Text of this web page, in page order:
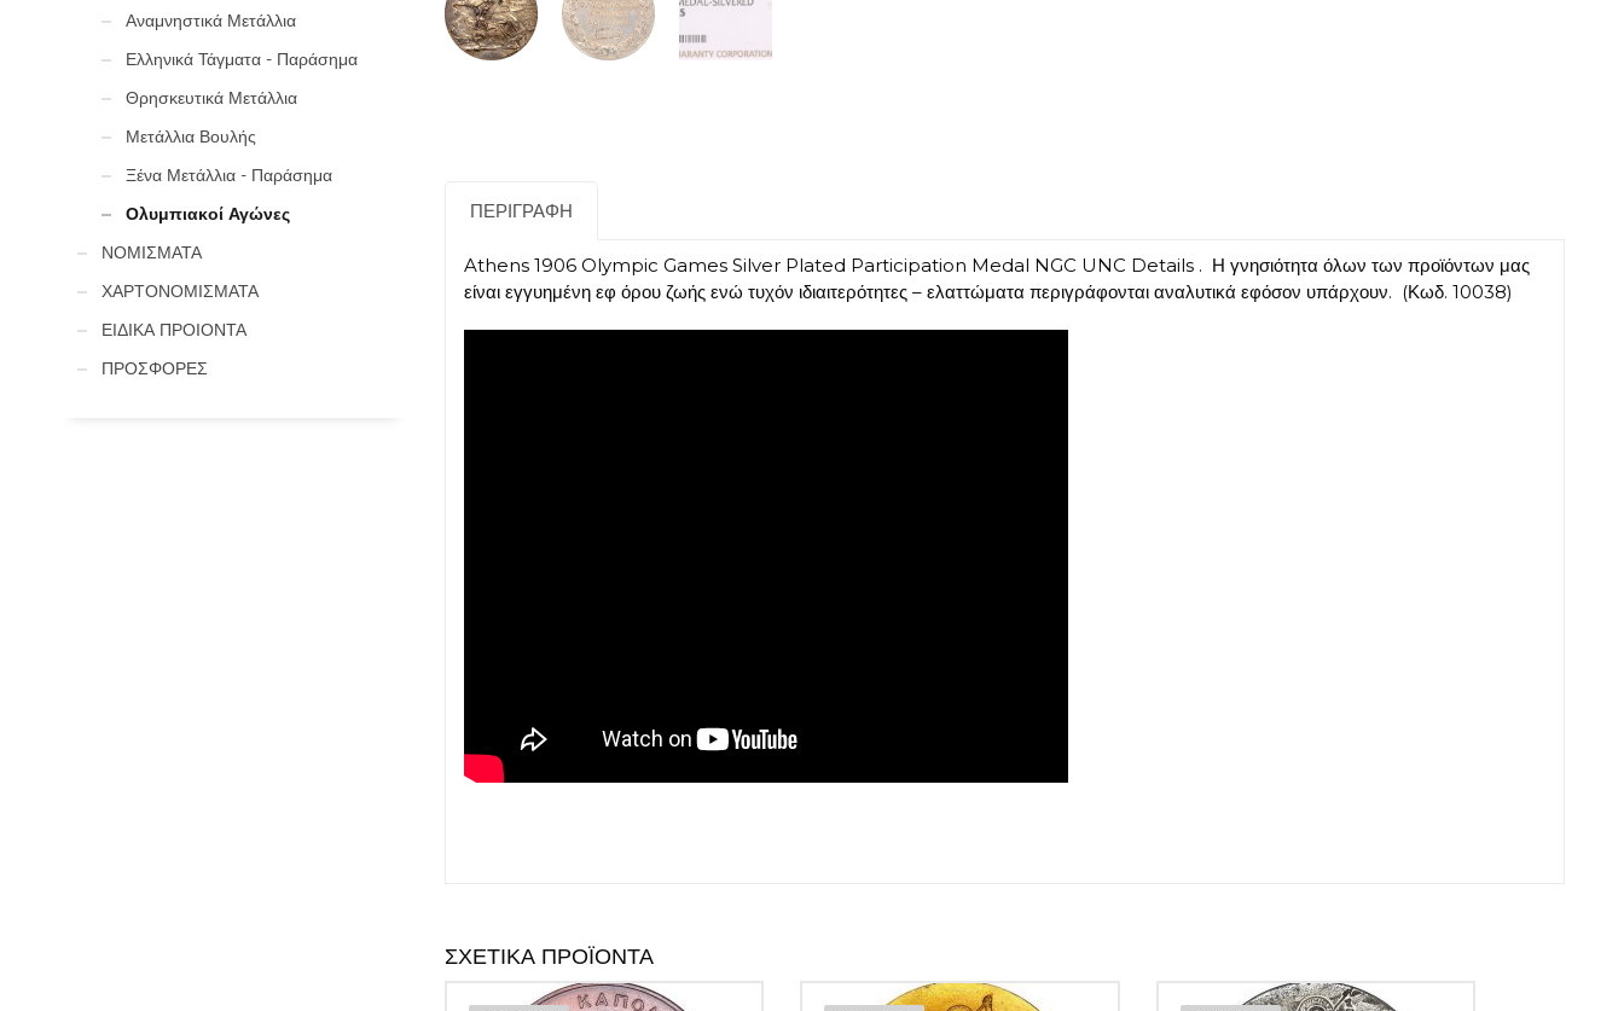
ΠΕΡΙΓΡΑΦΉ
Athens 1906 Olympic Games Silver Plated Participation Medal NGC UNC Details . Η γνησιότητα όλων των προϊόντων μας
είναι εγγυημένη εφ όρου ζωής ενώ τυχόν ιδιαιτερότητες – ελαττώματα περιγράφονται αναλυτικά εφόσον υπάρχουν. (Κωδ. 10038)
ΣΧΕΤΙΚΆ ΠΡΟΪΌΝΤΑ
Αναμνηστικά Μετάλλια
Ελληνικά Τάγματα - Παράσημα
Θρησκευτικά Μετάλλια
Μετάλλια Βουλής
Ξένα Μετάλλια - Παράσημα
Ολυμπιακοί Αγώνες
ΝΟΜΙΣΜΑΤΑ
ΧΑΡΤΟΝΟΜΙΣΜΑΤΑ
ΕΙΔΙΚΑ ΠΡΟΙΟΝΤΑ
ΠΡΟΣΦΟΡΕΣ